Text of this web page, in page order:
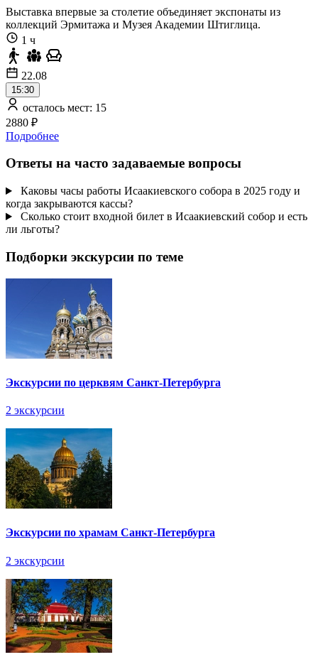
Выставка впервые за столетие объединяет экспонаты из
коллекций Эрмитажа и Музея Академии Штиглица.
1 ч
22.08
15:30
осталось мест: 15
2880 ₽
Подробнее
Ответы на часто задаваемые вопросы
Каковы часы работы Исаакиевского собора в 2025 году и
когда закрываются кассы?
Сколько стоит входной билет в Исаакиевский собор и есть
ли льготы?
Подборки экскурсии по теме
Экскурсии по церквям Санкт-Петербурга
2 экскурсии
Экскурсии по храмам Санкт-Петербурга
2 экскурсии